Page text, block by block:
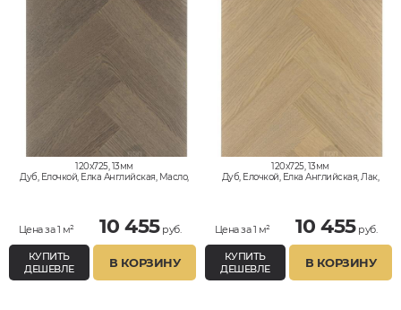
120x725, 13мм
Дуб, Елочкой, Елка Английская, Масло,
Цена за 1 м² 10 455руб.
КУПИТЬ
ДЕШЕВЛЕ
В КОРЗИНУ
120x725, 13мм
Дуб, Елочкой, Елка Английская, Лак,
Цена за 1 м² 10 455руб.
КУПИТЬ
ДЕШЕВЛЕ
В КОРЗИНУ